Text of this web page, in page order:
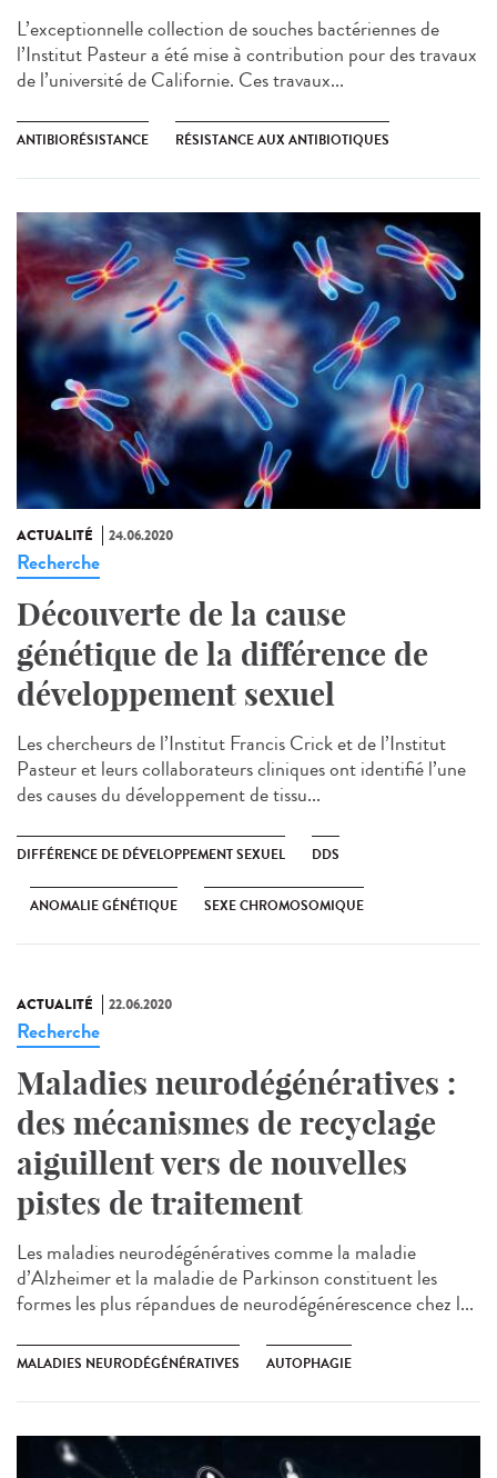
L’exceptionnelle collection de souches bactériennes de
l’Institut Pasteur a été mise à contribution pour des travaux
de l’université de Californie. Ces travaux...
ANTIBIORÉSISTANCE RÉSISTANCE AUX ANTIBIOTIQUES
ACTUALITÉ 24.06.2020
Recherche
Découverte de la cause
génétique de la différence de
développement sexuel
Les chercheurs de l’Institut Francis Crick et de l’Institut
Pasteur et leurs collaborateurs cliniques ont identifié l’une
des causes du développement de tissu...
DIFFÉRENCE DE DÉVELOPPEMENT SEXUEL DDS
ANOMALIE GÉNÉTIQUE SEXE CHROMOSOMIQUE
ACTUALITÉ 22.06.2020
Recherche
Maladies neurodégénératives :
des mécanismes de recyclage
aiguillent vers de nouvelles
pistes de traitement
Les maladies neurodégénératives comme la maladie
d’Alzheimer et la maladie de Parkinson constituent les
formes les plus répandues de neurodégénérescence chez l...
MALADIES NEURODÉGÉNÉRATIVES AUTOPHAGIE